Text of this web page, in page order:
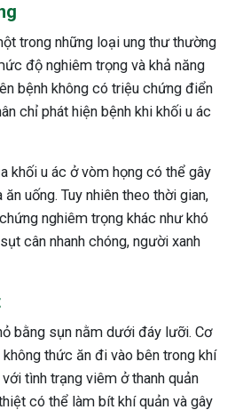
trong những loại ung thư thường
độ nghiêm trọng và khả năng
bệnh không có triệu chứng điển
chỉ phát hiện bệnh khi khối u ác
khối u ác ở vòm họng có thể gây
uống. Tuy nhiên theo thời gian,
nghiêm trọng khác như khó
cân nhanh chóng, người xanh
bằng sụn nằm dưới đáy lưỡi. Cơ
thức ăn đi vào bên trong khí
tình trạng viêm ở thanh quản
có thể làm bít khí quản và gây